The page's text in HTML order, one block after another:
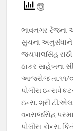
e
b
o
o
k
s
A
p
p
ભાવનગર રેંજના
સુચના અનુસંધાને
જયપાલસિંહ
ઠાકર સાહેબના
આજરોજ તા.૧૧/
પોલીસ
ઇન્સ. શ્રી
વનરાજસિંહ
પોલીસ કોન્સ.